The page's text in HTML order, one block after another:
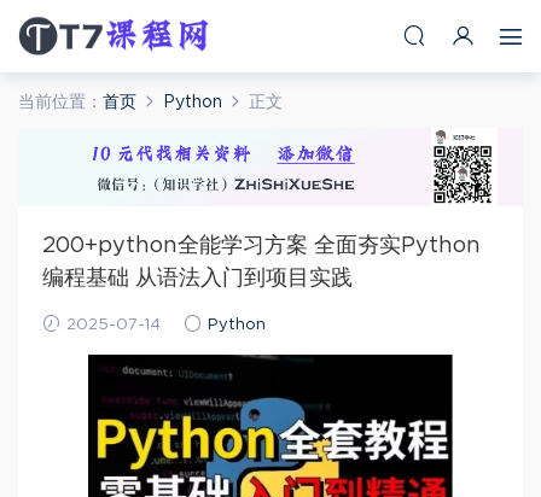
当前位置： 首页 Python 正文
200+python全能学习方案 全面夯实Python
编程基础 从语法入门到项目实践
2025-07-14 Python